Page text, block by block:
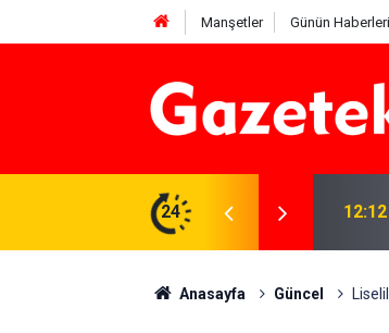
Manşetler Günün Haberleri
24
karşı denetimler artırıldı 12:12
Anasayfa Güncel